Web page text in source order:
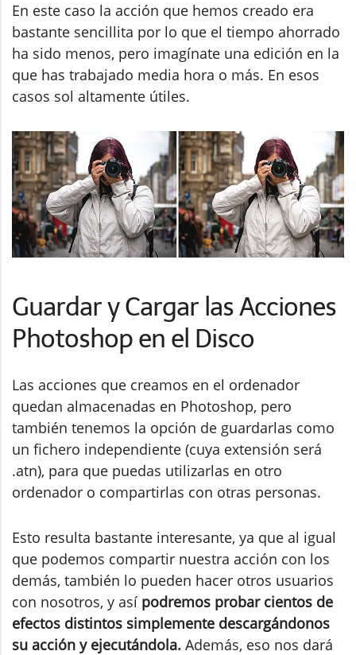
En este caso la acción que hemos creado era
bastante sencillita por lo que el tiempo ahorrado
ha sido menos, pero imagínate una edición en la
que has trabajado media hora o más. En esos
casos sol altamente útiles.
Guardar y Cargar las Acciones
Photoshop en el Disco
Las acciones que creamos en el ordenador
quedan almacenadas en Photoshop, pero
también tenemos la opción de guardarlas como
un fichero independiente (cuya extensión será
.atn), para que puedas utilizarlas en otro
ordenador o compartirlas con otras personas.
Esto resulta bastante interesante, ya que al igual
que podemos compartir nuestra acción con los
demás, también lo pueden hacer otros usuarios
con nosotros, y así podremos probar cientos de
efectos distintos simplemente descargándonos
su acción y ejecutándola. Además, eso nos dará